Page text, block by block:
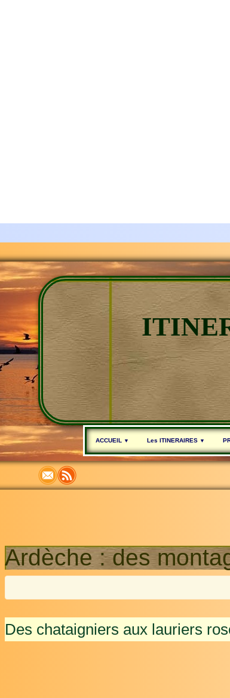
ACCUEIL ▼ Les ITINERAIRES ▼
Ardèche : des
Des chataigniers aux lauriers